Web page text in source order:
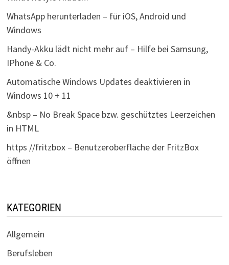
WhatsApp herunterladen – für iOS, Android und
Windows
Handy-Akku lädt nicht mehr auf – Hilfe bei Samsung,
IPhone & Co.
Automatische Windows Updates deaktivieren in
Windows 10 + 11
&nbsp – No Break Space bzw. geschütztes Leerzeichen
in HTML
https //fritzbox – Benutzeroberfläche der FritzBox
öffnen
KATEGORIEN
Allgemein
Berufsleben